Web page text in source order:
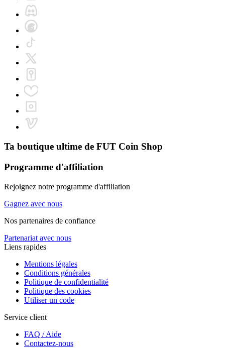
Ta boutique ultime de FUT Coin Shop
Programme d'affiliation
Rejoignez notre programme d'affiliation
Gagnez avec nous
Nos partenaires de confiance
Partenariat avec nous
Liens rapides
Mentions légales
Conditions générales
Politique de confidentialité
Politique des cookies
Utiliser un code
Service client
FAQ / Aide
Contactez-nous